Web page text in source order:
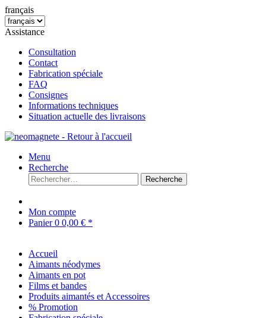
français
Assistance
Consultation
Contact
Fabrication spéciale
FAQ
Consignes
Informations techniques
Situation actuelle des livraisons
Menu
Recherche
Recherche
Mon compte
Panier0 0,00 € *
Accueil
Aimants néodymes
Aimants en pot
Films et bandes
Produits aimantés et Accessoires
% Promotion